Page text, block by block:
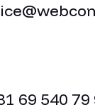
69 540 79